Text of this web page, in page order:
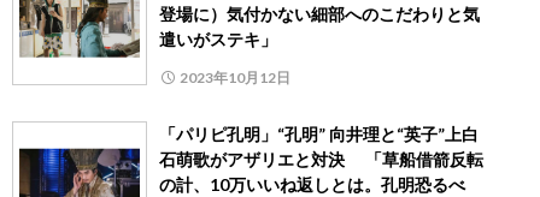
登場に）気付かない細部へのこだわりと気
遣いがステキ」
2023年10月12日
「パリピ孔明」“孔明” 向井理と“英子”上白
石萌歌がアザリエと対決 「草船借箭反転
の計、10万いいね返しとは。孔明恐るべ